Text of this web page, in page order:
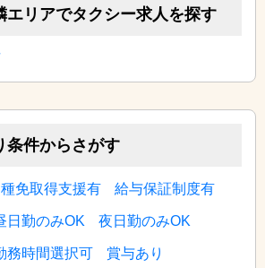
エリアでタクシー求人を探す
条件からさがす
種免取得支援有 給与保証制度有
日勤のみOK 夜日勤のみOK
務時間選択可 賞与あり